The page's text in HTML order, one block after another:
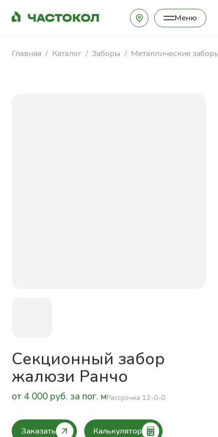
Меню
Закрыть
Главная Каталог Заборы Металлические
Секционный забор
жалюзи Ранчо
от 4 000 руб. за пог. мРассрочка 12-0-0
Заказать Калькулятор